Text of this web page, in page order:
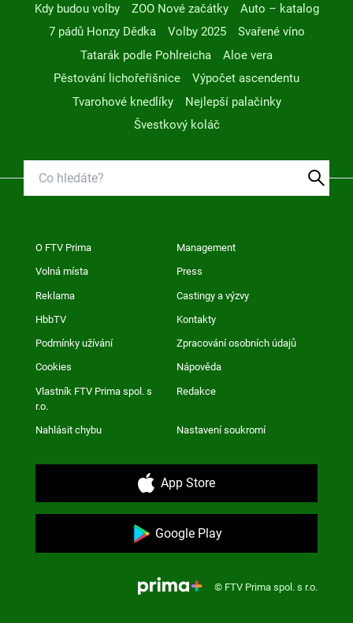
Kdy budou volby
ZOO Nové začátky
Auto – katalog
7 pádů Honzy Dědka
Volby 2025
Svařené víno
Tatarák podle Pohlreicha
Aloe vera
Pěstování lichořeřišnice
Výpočet ascendentu
Tvarohové knedlíky
Nejlepší palačinky
Švestkový koláč
O FTV Prima Management
Volná místa Press
Reklama Castingy a výzvy
HbbTV Kontakty
Podmínky užívání Zpracování osobních údajů
Cookies Nápověda
Vlastník FTV Prima spol. s
r.o.
Redakce
Nahlásit chybu Nastavení soukromí
App Store
Google Play
© FTV Prima spol. s r.o.